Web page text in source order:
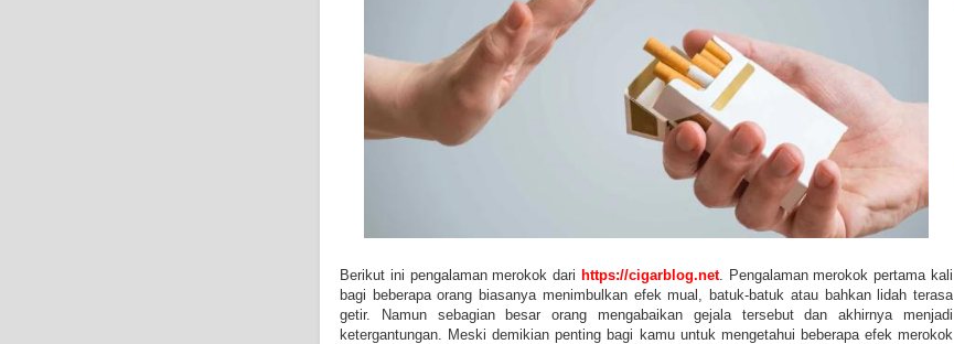
Berikut ini pengalaman merokok dari https://cigarblog.net.
Pengalaman merokok pertama kali
bagi beberapa orang biasanya menimbulkan efek mual, batuk-batuk atau bahkan lidah terasa
getir. Namun sebagian besar orang mengabaikan gejala tersebut dan akhirnya menjadi
ketergantungan. Meski demikian penting bagi kamu untuk mengetahui beberapa efek merokok